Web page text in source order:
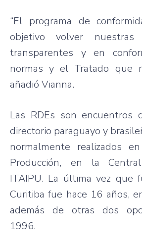
“El programa de
objetivo volver nuestras
transparentes y en
normas y el Tratado que
añadió Vianna.
Las RDEs son encuentros
directorio paraguayo y
normalmente realizados
Producción, en la
ITAIPU. La última vez que
Curitiba fue hace 16 años,
además de otras dos
1996.